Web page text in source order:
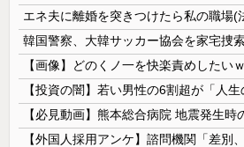
韓国警察、大韓サッカー協会を家宅捜
【画像】どのくノ一を快楽責めしたい